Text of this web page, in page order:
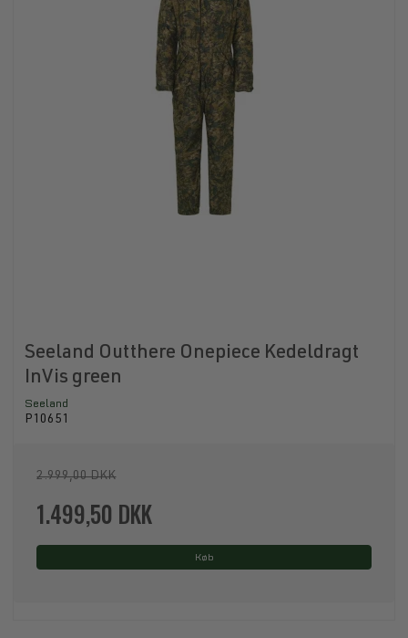
Seeland Outthere Onepiece Kedeldragt
InVis green
Seeland
P10651
2.999,00 DKK
1.499,50 DKK
Køb